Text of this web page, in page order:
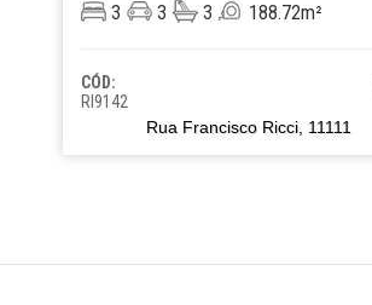
3 3 3 188.72m²
CÓD:
RI9142
Rua Francisco Ricci, 11111